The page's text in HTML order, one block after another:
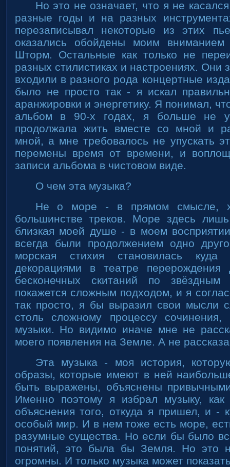
Но это не означает, что я не
разные годы и на разных
перезаписывал некоторые из этих
оказались обойдены моим
Шторм. Остальные как только не
разных стилистиках и настроениях. Они
входили в разного рода концертные
было не просто так - я искал
аранжировки и энергетику. Я понимал,
альбом в 90-х годах, я больше не
продолжала жить вместе со мной и
мной, а мне требовалось не упускать
перемены время от времени, и
записи альбома в чистовом виде.
О чем эта музыка?
Не о море - в прямом смысле,
большинстве треков. Море здесь
близкая моей душе - в моем
всегда были продолжением одно
морская стихия становилась куда
декорациями в театре
бесконечных скитаний по
покажется сложным подходом, и я
так просто, я бы выразил свои мысли
столь сложному процессу сочинения,
музыки. Но видимо иначе мне не
моего появления на Земле. А не
Эта музыка - моя история,
образы, которые имеют в ней
быть выражены, объяснены
Именно поэтому я избрал музыку, как
объяснения того, откуда я пришел, и -
особый мир. И в нем тоже есть море,
разумные существа. Но если бы было
понятий, это была бы Земля. Но это
огромны. И только музыка может